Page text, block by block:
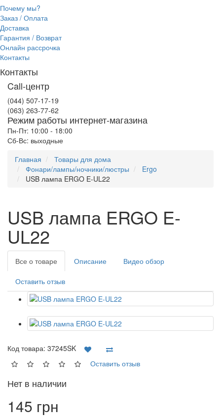
Почему мы?
Заказ / Оплата
Доставка
Гарантия / Возврат
Онлайн рассрочка
Контакты
Контакты
Call-центр
(044) 507-17-19
(063) 263-77-62
Режим работы интернет-магазина
Пн-Пт: 10:00 - 18:00
Сб-Вс: выходные
Главная
Товары для дома
Фонари/лампы/ночники/люстры
Ergo
USB лампа ERGO E-UL22
USB лампа ERGO E-
UL22
Все о товаре Описание Видео обзор
Оставить отзыв
Код товара: 37245SK
Оставить отзыв
Нет в наличии
145 грн